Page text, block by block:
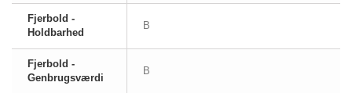
Fjerbold -
Holdbarhed
B
Fjerbold -
Genbrugsværdi
B